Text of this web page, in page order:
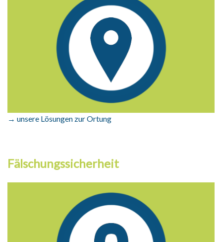
→ unsere Lösungen zur Ortung
Fälschungssicherheit